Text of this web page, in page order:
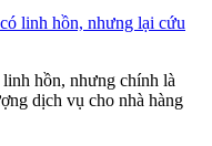
linh hồn, nhưng lại cứu
hồn, nhưng chính là
dịch vụ cho nhà hàng